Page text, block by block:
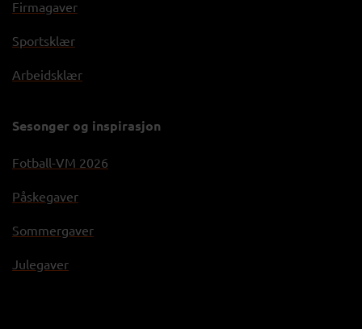
Firmagaver
Sportsklær
Arbeidsklær
Sesonger og inspirasjon
Fotball-VM 2026
Påskegaver
Sommergaver
Julegaver